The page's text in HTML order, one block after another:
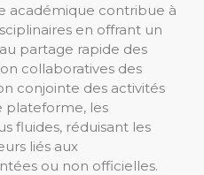
académique contribue à
en offrant un
partage rapide des
collaboratives des
conjointe des activités
plateforme, les
fluides, réduisant les
liés aux
ou non officielles.